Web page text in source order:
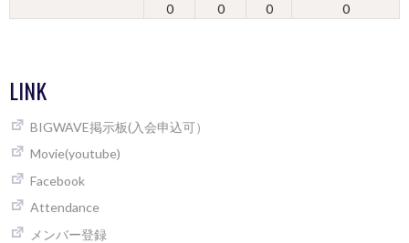
0
0 0 0
LINK
BIGWAVE掲示板(入会申込可）
Movie(youtube)
Facebook
Attendance
メンバー登録